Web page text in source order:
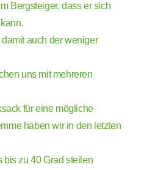
Bergsteiger, dass er sich
auch der weniger
uns mit mehreren
für eine mögliche
haben wir in den letzten
bis zu 40 Grad steilen